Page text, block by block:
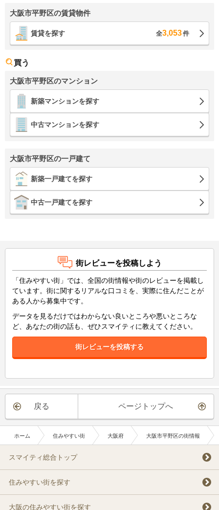
大阪市平野区の賃貸物件
賃貸を探す 全3,053件
買う
大阪市平野区のマンション
新築マンションを探す
中古マンションを探す
大阪市平野区の一戸建て
新築一戸建てを探す
中古一戸建てを探す
街レビューを投稿しよう
「住みやすい街」では、全国の街情報や街のレビューを掲載し
ています。街に関するリアルな口コミを、実際に住んだことが
ある人から募集中です。
データを見るだけではわからない良いところや悪いところな
ど、あなたの街の話も、ぜひスマイティに教えてください。
街レビューを投稿する
戻る ページトップへ
ホーム 住みやすい街 大阪府 大阪市平野区の街情報
スマイティ総合トップ
住みやすい街を探す
大阪の住みやすい街を探す